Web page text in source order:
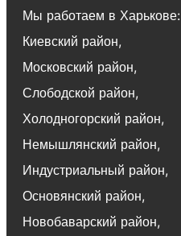
Мы работаем в Харькове:
Киевский район,
Московский район,
Слободской район,
Холодногорский район,
Немышлянский район,
Индустриальный район,
Основянский район,
Новобаварский район,